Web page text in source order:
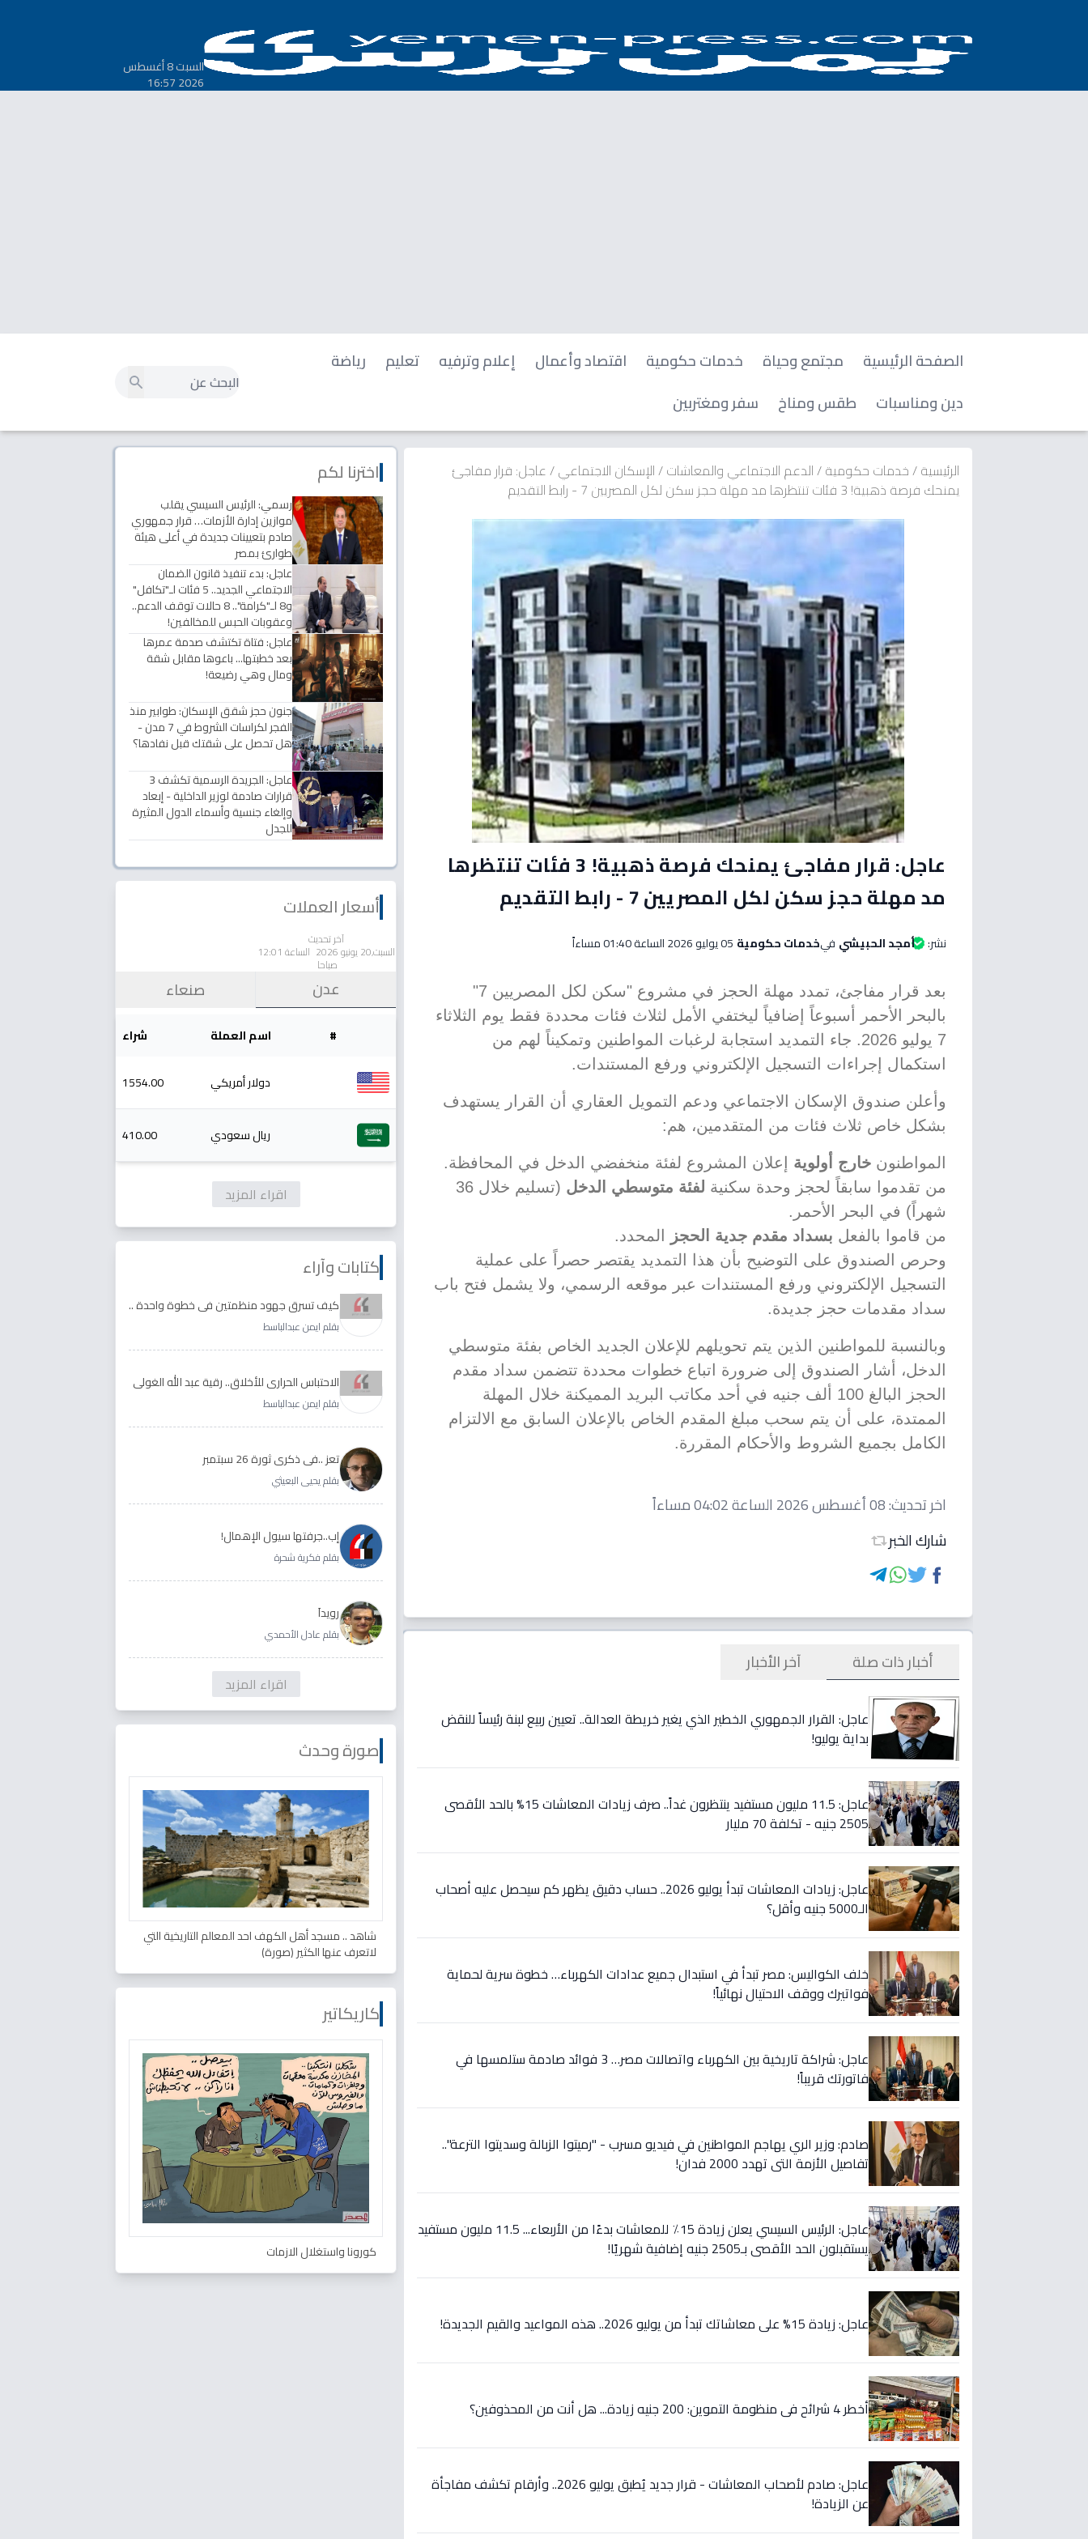
السبت 8 أغسطس
2026 16:57
الصفحة الرئيسية مجتمع وحياة خدمات حكومية اقتصاد وأعمال إعلام وترفيه تعليم
رياضة
دين ومناسبات
طقس ومناخ سفر ومغتربين
الرئيسية/خدمات حكومية/الدعم الاجتماعي والمعاشات/الإسكان الاجتماعي/عاجل: قرار مفاجئ
يمنحك فرصة ذهبية! 3 فئات تنتظرها مد مهلة حجز سكن لكل المصريين 7 - رابط التقديم
عاجل: قرار مفاجئ يمنحك فرصة ذهبية! 3 فئات تنتظرها
مد مهلة حجز سكن لكل المصريين 7 - رابط التقديم
نشر: أمجد الحبيشي فيخدمات حكومية 05 يوليو 2026 الساعة 01:40 مساءاً
بعد قرار مفاجئ، تمدد مهلة الحجز في مشروع "سكن لكل المصريين 7"
بالبحر الأحمر أسبوعاً إضافياً ليختفي الأمل لثلاث فئات محددة فقط يوم الثلاثاء
7 يوليو 2026. جاء التمديد استجابة لرغبات المواطنين وتمكيناً لهم من
استكمال إجراءات التسجيل الإلكتروني ورفع المستندات.
وأعلن صندوق الإسكان الاجتماعي ودعم التمويل العقاري أن القرار يستهدف
بشكل خاص ثلاث فئات من المتقدمين، هم:
المواطنون خارج أولوية إعلان المشروع لفئة منخفضي الدخل في المحافظة.
من تقدموا سابقاً لحجز وحدة سكنية لفئة متوسطي الدخل
(تسليم خلال 36
شهراً) في البحر الأحمر.
من قاموا بالفعل بسداد مقدم جدية الحجز
المحدد.
وحرص الصندوق على التوضيح بأن هذا التمديد يقتصر حصراً على عملية
التسجيل الإلكتروني ورفع المستندات عبر موقعه الرسمي، ولا يشمل فتح باب
سداد مقدمات حجز جديدة.
وبالنسبة للمواطنين الذين يتم تحويلهم للإعلان الجديد الخاص بفئة متوسطي
الدخل، أشار الصندوق إلى ضرورة اتباع خطوات محددة تتضمن سداد مقدم
الحجز البالغ 100 ألف جنيه في أحد مكاتب البريد المميكنة خلال المهلة
الممتدة، على أن يتم سحب مبلغ المقدم الخاص بالإعلان السابق مع الالتزام
الكامل بجميع الشروط والأحكام المقررة.
اخر تحديث:08 أغسطس 2026 الساعة 04:02 مساءاً
شارك الخبر
أخبار ذات صلة آخر الأخبار
عاجل: القرار الجمهوري الخطير الذي يغير خريطة العدالة.. تعيين ربيع لبنة رئيساً للنقض
بداية يوليو!
عاجل: 11.5 مليون مستفيد ينتظرون غداً.. صرف زيادات المعاشات 15% بالحد الأقصى
2505 جنيه - تكلفة 70 مليار
عاجل: زيادات المعاشات تبدأ يوليو 2026.. حساب دقيق يظهر كم سيحصل عليه أصحاب
الـ5000 جنيه وأقل؟
خلف الكواليس: مصر تبدأ في استبدال جميع عدادات الكهرباء… خطوة سرية لحماية
فواتيرك ووقف الاحتيال نهائياً!
عاجل: شراكة تاريخية بين الكهرباء واتصالات مصر… 3 فوائد صادمة ستلمسها في
فاتورتك قريباً!
صادم: وزير الري يهاجم المواطنين في فيديو مسرب - "رميتوا الزبالة وسديتوا الترعة"..
تفاصيل الأزمة التي تهدد 2000 فدان!
عاجل: الرئيس السيسي يعلن زيادة 15٪ للمعاشات بدءًا من الأربعاء... 11.5 مليون مستفيد
يستقبلون الحد الأقصى بـ2505 جنيه إضافية شهريًا!
عاجل: زيادة 15% على معاشاتك تبدأ من يوليو 2026.. هذه المواعيد والقيم الجديدة!
أخطر 4 شرائح في منظومة التموين: 200 جنيه زيادة... هل أنت من المحذوفين؟
عاجل: صادم لأصحاب المعاشات - قرار جديد يُطبق يوليو 2026.. وأرقام تكشف مفاجأة
عن الزيادة!
اخترنا لكم
رسمي: الرئيس السيسي يقلب
موازين إدارة الأزمات… قرار جمهوري
صادم بتعيينات جديدة في أعلى هيئة
طوارئ بمصر
عاجل: بدء تنفيذ قانون الضمان
الاجتماعي الجديد.. 5 فئات لـ"تكافل"
و8 لـ"كرامة".. 8 حالات توقف الدعم..
وعقوبات الحبس للمخالفين!
عاجل: فتاة تكتشف صدمة عمرها
بعد خطبتها... باعوها مقابل شقة
ومال وهي رضيعة!
جنون حجز شقق الإسكان: طوابير منذ
الفجر لكراسات الشروط في 7 مدن -
هل تحصل على شقتك قبل نفادها؟
عاجل: الجريدة الرسمية تكشف 3
قرارات صادمة لوزير الداخلية - إبعاد
وإلغاء جنسية وأسماء الدول المثيرة
للجدل
أسعار العملات
آخر تحديث
السبت,20 يونيو 2026 الساعة 12:01
صباحا
عدن صنعاء
# اسم العملة شراء
دولار أمريكي 1554.00
ريال سعودي 410.00
اقراء المزيد
كتابات وآراء
كيف تسرق جهود منظمتين في خطوة واحدة ..
الأجابة لدى رقية عبد الله الغولي وغدير طيره
بقلم ايمن عبدالباسط
الاحتباس الحراري للأخلاق.. رقية عبد الله الغولي
وغدير طيره نموذجا
بقلم ايمن عبدالباسط
تعز ..في ذكرى ثورة 26 سبتمبر
بقلم يحيى البعيثي
إب..جرفتها سيول الإهمال!
بقلم فكرية شحرة
رويداَ
بقلم عادل الأحمدي
اقراء المزيد
صورة وحدث
شاهد .. مسجد أهل الكهف احد المعالم التاريخية التي
لاتعرف عنها الكثير (صورة)
كاريكاتير
كورونا واستغلال الازمات